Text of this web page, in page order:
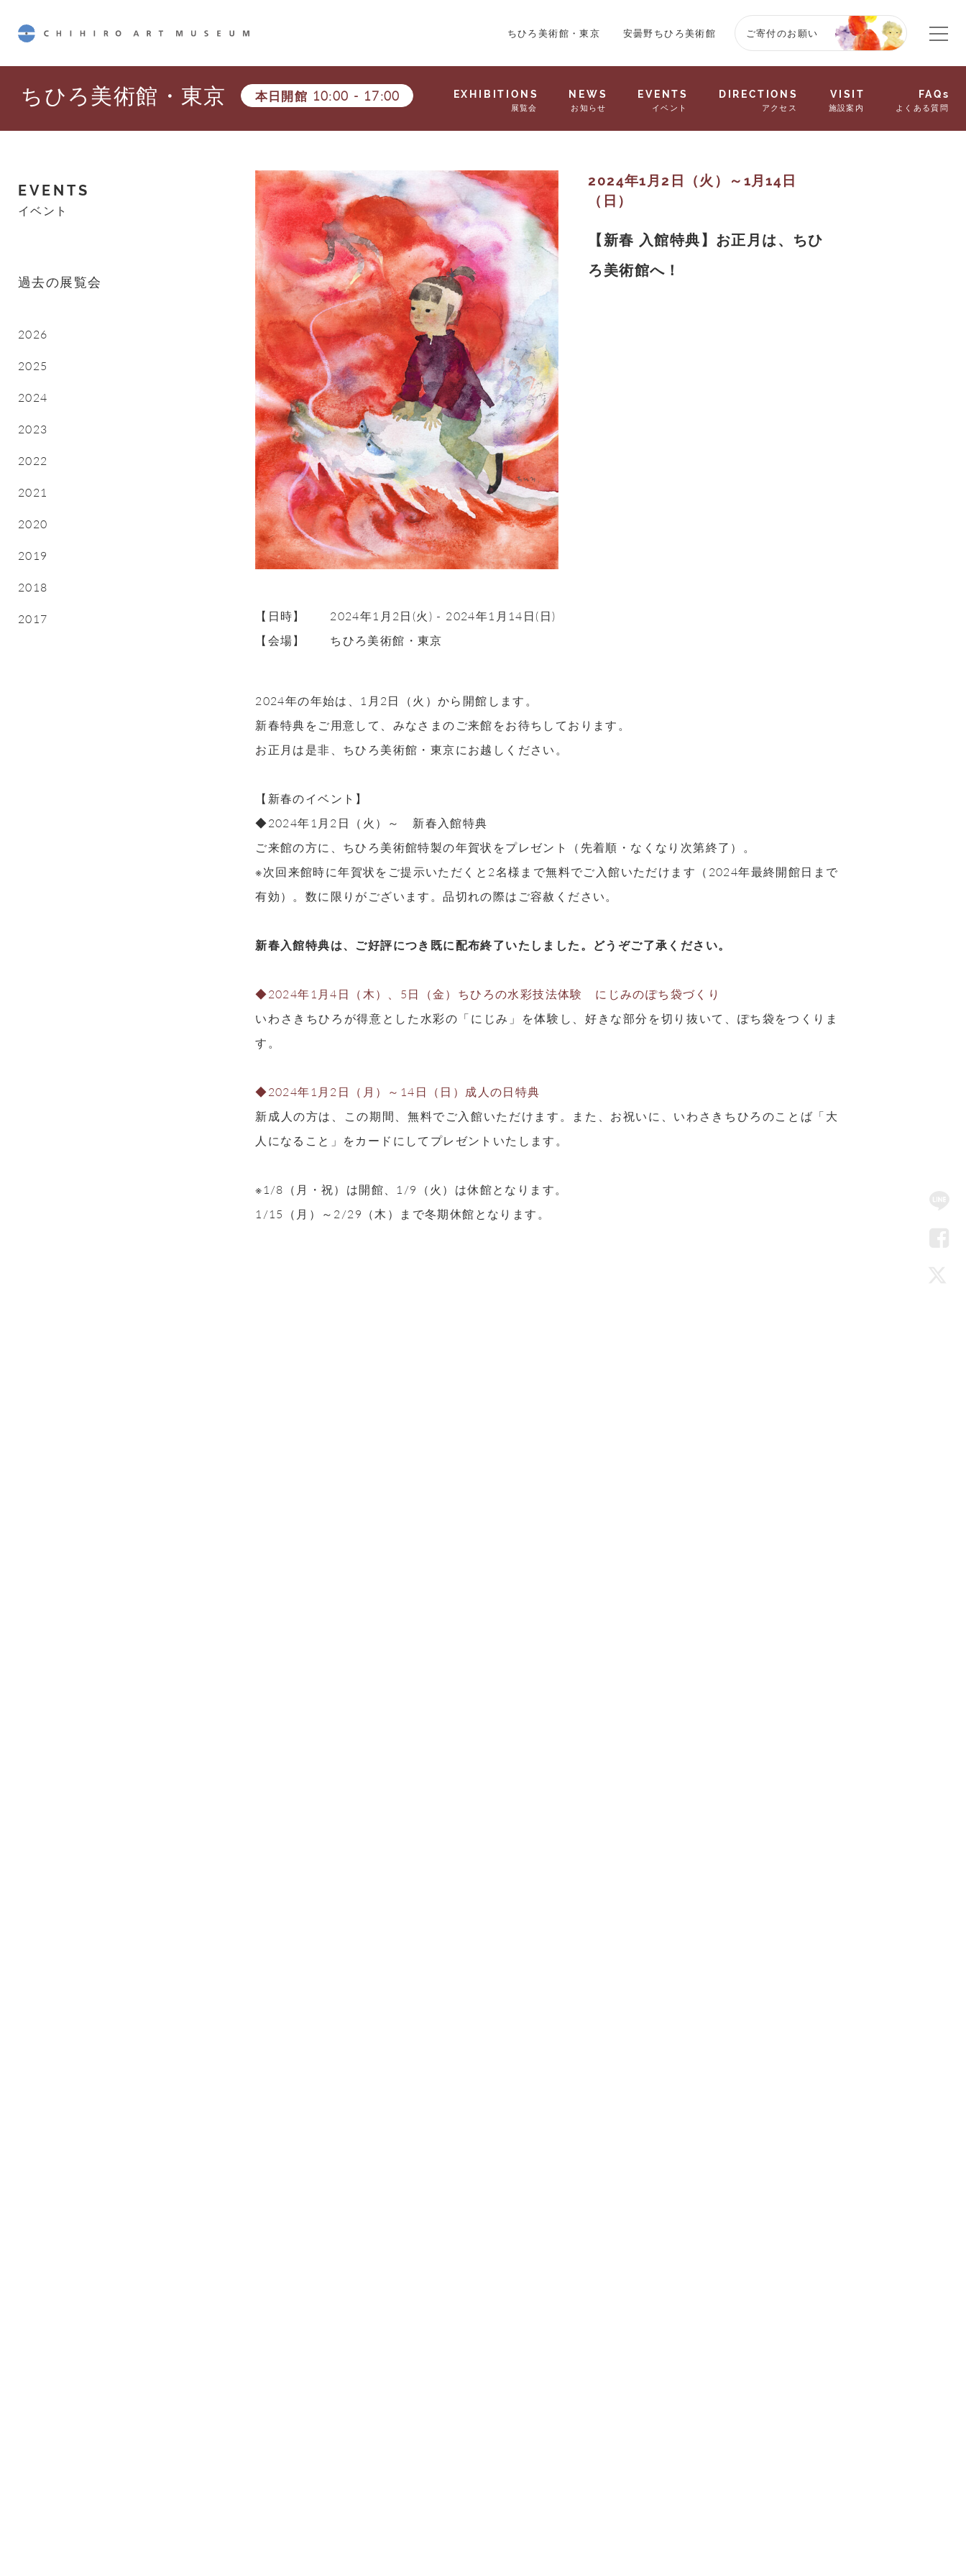
ちひろ美術館・東京 安曇野ちひろ美術館 ご寄付のお願い
ちひろ美術館・東京 本日開館 10:00 - 17:00 EXHIBITIONS
展覧会
NEWS
お知らせ
EVENTS
イベント
DIRECTIONS
アクセス
VISIT
施設案内
FAQs
よくある質問
2024年1月2日（火）～1月14日
（日）
【新春 入館特典】お正月は、ちひ
ろ美術館へ！
【日時】 2024年1月2日(火) - 2024年1月14日(日)
【会場】
ちひろ美術館・東京
2024年の年始は、1月2日（火）から開館します。
新春特典をご用意して、みなさまのご来館をお待ちしております。
お正月は是非、ちひろ美術館・東京にお越しください。
【新春のイベント】
◆2024年1月2日（火）～ 新春入館特典
ご来館の方に、ちひろ美術館特製の年賀状をプレゼント（先着順・なくなり次第終了）。
※次回来館時に年賀状をご提示いただくと2名様まで無料でご入館いただけます（2024年最終開館日まで
有効）。数に限りがございます。品切れの際はご容赦ください。
新春入館特典は、ご好評につき既に配布終了いたしました。どうぞご了承ください。
◆2024年1月4日（木）、5日（金）ちひろの水彩技法体験 にじみのぽち袋づくり
いわさきちひろが得意とした水彩の「にじみ」を体験し、好きな部分を切り抜いて、ぽち袋をつくりま
す。
◆2024年1月2日（月）～14日（日）成人の日特典
新成人の方は、この期間、無料でご入館いただけます。また、お祝いに、いわさきちひろのことば「大
人になること」をカードにしてプレゼントいたします。
※1/8（月・祝）は開館、1/9（火）は休館となります。
1/15（月）～2/29（木）まで冬期休館となります。
EVENTS
イベント
過去の展覧会
2026
2025
2024
2023
2022
2021
2020
2019
2018
2017